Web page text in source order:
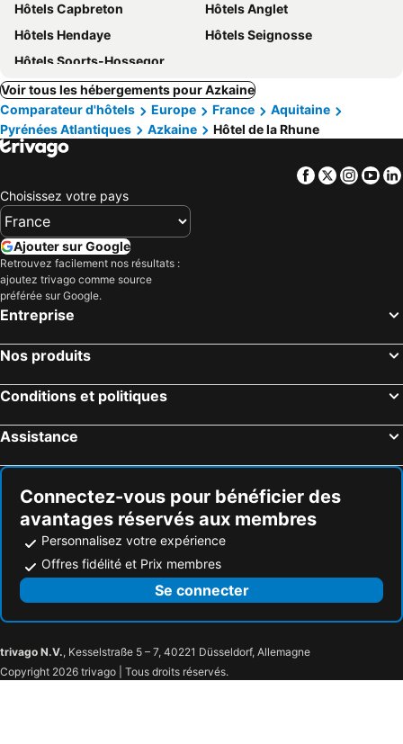
Hôtels Capbreton
Hôtels Anglet
Hôtels Hendaye
Hôtels Seignosse
Hôtels Soorts-Hossegor
Voir tous les hébergements pour Azkaine
Comparateur d'hôtels
Europe France
Aquitaine
Pyrénées Atlantiques
Azkaine Hôtel de la Rhune
Facebook
Twitter
Choisissez votre pays
Ajouter sur Google
Retrouvez facilement nos résultats :
ajoutez trivago comme source
préférée sur Google.
Entreprise
Nos produits
Conditions et politiques
Assistance
Connectez-vous pour bénéficier des
avantages réservés aux membres
Personnalisez votre expérience
Offres fidélité et Prix membres
Se connecter
trivago N.V., Kesselstraße 5 – 7, 40221 Düsseldorf, Allemagne
Copyright 2026 trivago | Tous droits réservés.